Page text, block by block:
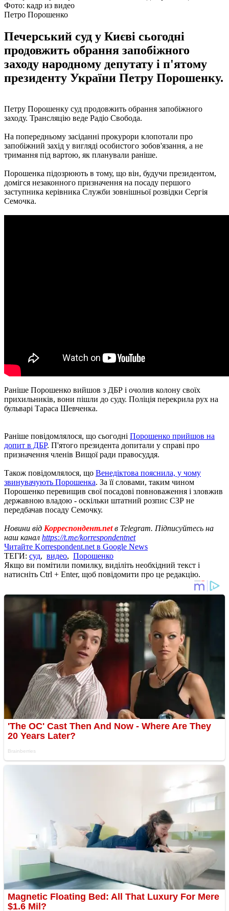
Фото: кадр из видео
Петро Порошенко
Печерський суд у Києві сьогодні
продовжить обрання запобіжного
заходу народному депутату і п'ятому
президенту України Петру Порошенку.
Петру Порошенку суд продовжить обрання запобіжного
заходу. Трансляцію веде Радіо Свобода.
На попередньому засіданні прокурори клопотали про
запобіжний захід у вигляді особистого зобов'язання, а не
тримання під вартою, як планували раніше.
Порошенка підозрюють в тому, що він, будучи президентом,
домігся незаконного призначення на посаду першого
заступника керівника Служби зовнішньої розвідки Сергія
Семочка.
Раніше Порошенко вийшов з ДБР і очолив колону своїх
прихильників, вони пішли до суду. Поліція перекрила рух на
бульварі Тараса Шевченка.
Раніше повідомлялося, що сьогодні Порошенко прийшов на
допит в ДБР. П'ятого президента допитали у справі про
призначення членів Вищої ради правосуддя.
Також повідомлялося, що Венедіктова пояснила, у чому
звинувачують Порошенка. За її словами, таким чином
Порошенко перевищив свої посадові повноваження і зловжив
державною владою - оскільки штатний розпис СЗР не
передбачав посаду Семочку.
Новини від Корреспондент.netв Telegram. Підписуйтесь на
наш канал https://t.me/korrespondentnet
Читайте Korrespondent.net в Google News
ТЕГИ: суд, видео, Порошенко
Якщо ви помітили помилку, виділіть необхідний текст і
натисніть Ctrl + Enter, щоб повідомити про це редакцію.